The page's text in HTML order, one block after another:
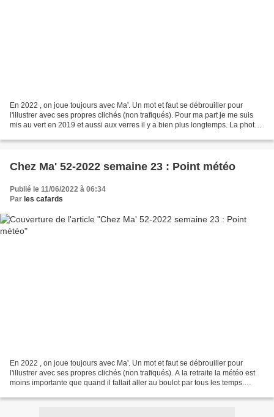
En 2022 , on joue toujours avec Ma'. Un mot et faut se débrouiller pour
l'illustrer avec ses propres clichés (non trafiqués). Pour ma part je me suis
mis au vert en 2019 et aussi aux verres il y a bien plus longtemps. La photo.
Chez Ma' 52-2022 semaine 23 : Point météo
Publié le 11/06/2022 à 06:34
Par les cafards
En 2022 , on joue toujours avec Ma'. Un mot et faut se débrouiller pour
l'illustrer avec ses propres clichés (non trafiqués). A la retraite la météo est
moins importante que quand il fallait aller au boulot par tous les temps.